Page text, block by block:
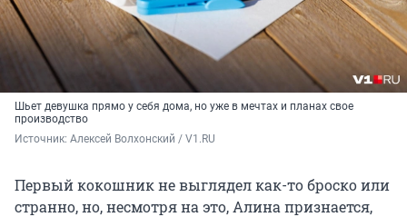
Шьет девушка прямо у себя дома, но уже в мечтах и планах свое
производство
Источник: Алексей Волхонский / V1.RU
Первый кокошник не выглядел как-то броско или
странно, но, несмотря на это, Алина признается,